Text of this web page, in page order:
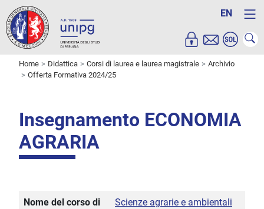
EN
Home Didattica Corsi di laurea e laurea magistrale
Archivio
Offerta Formativa 2024/25
Insegnamento ECONOMIA
AGRARIA
Nome del corso di
Scienze agrarie e ambientali